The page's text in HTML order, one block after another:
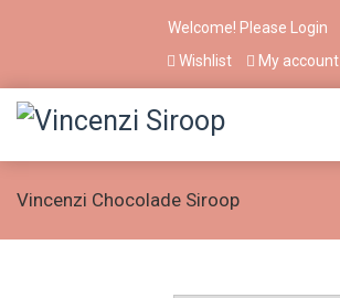
Welcome! Please
Login
Wishlist
My account
Vincenzi Chocolade Siroop